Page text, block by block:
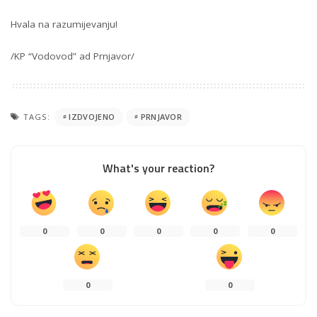
Hvala na razumijevanju!
/KP “Vodovod” ad Prnjavor/
TAGS: IZDVOJENO PRNJAVOR
What's your reaction?
0 0 0 0 0
0 0